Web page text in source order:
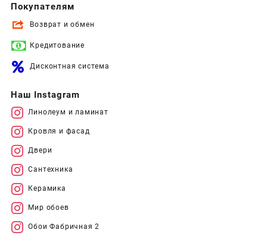
Покупателям
Возврат и обмен
Кредитование
Дисконтная система
Наш Instagram
Линолеум и ламинат
Кровля и фасад
Двери
Сантехника
Керамика
Мир обоев
Обои Фабричная 2